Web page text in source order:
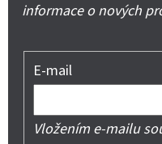
informace o nových
E-mail
Vložením e-mailu